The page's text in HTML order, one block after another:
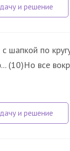
шапкой по
все